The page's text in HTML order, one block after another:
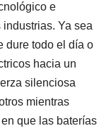
e
Ya sea
dure todo el día o
hacia un
silenciosa
mientras
que las baterías